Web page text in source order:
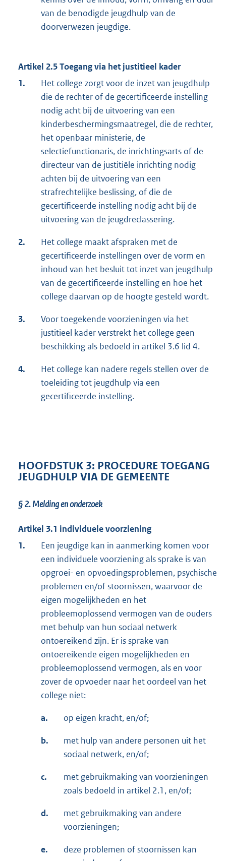
van de benodigde jeugdhulp van de
doorverwezen jeugdige.
Artikel 2.5 Toegang via het justitieel kader
1.
Het college zorgt voor de inzet van jeugdhulp
die de rechter of de gecertificeerde instelling
nodig acht bij de uitvoering van een
kinderbeschermingsmaatregel, die de rechter,
het openbaar ministerie, de
selectiefunctionaris, de inrichtingsarts of de
directeur van de justitiële inrichting nodig
achten bij de uitvoering van een
strafrechtelijke beslissing, of die de
gecertificeerde instelling nodig acht bij de
uitvoering van de jeugdreclassering.
2.
Het college maakt afspraken met de
gecertificeerde instellingen over de vorm en
inhoud van het besluit tot inzet van jeugdhulp
van de gecertificeerde instelling en hoe het
college daarvan op de hoogte gesteld wordt.
3.
Voor toegekende voorzieningen via het
justitieel kader verstrekt het college geen
beschikking als bedoeld in artikel 3.6 lid 4.
4.
Het college kan nadere regels stellen over de
toeleiding tot jeugdhulp via een
gecertificeerde instelling.
HOOFDSTUK 3: PROCEDURE TOEGANG
JEUGDHULP VIA DE GEMEENTE
§ 2.Melding en onderzoek
Artikel 3.1 individuele voorziening
1.
Een jeugdige kan in aanmerking komen voor
een individuele voorziening als sprake is van
opgroei- en opvoedingsproblemen, psychische
problemen en/of stoornissen, waarvoor de
eigen mogelijkheden en het
probleemoplossend vermogen van de ouders
met behulp van hun sociaal netwerk
ontoereikend zijn. Er is sprake van
ontoereikende eigen mogelijkheden en
probleemoplossend vermogen, als en voor
zover de opvoeder naar het oordeel van het
college niet:
a. op eigen kracht, en/of;
b.
met hulp van andere personen uit het
sociaal netwerk, en/of;
c.
met gebruikmaking van voorzieningen
zoals bedoeld in artikel 2.1, en/of;
d.
met gebruikmaking van andere
voorzieningen;
e.
deze problemen of stoornissen kan